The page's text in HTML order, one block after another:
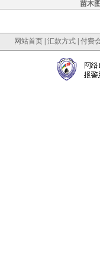
苗木
网站首页| 汇款方式| 付费